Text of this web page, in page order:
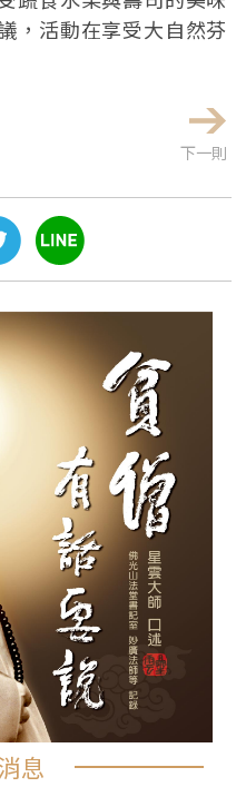
，活動在享受大自然芬
下一則
息